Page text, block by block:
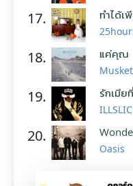
17. ทำได้เ
18. แค่คุณ
19. รักเมีย
20.
Oasis